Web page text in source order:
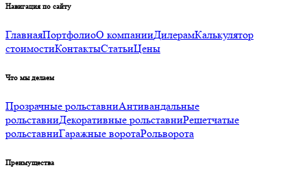
Навигация по сайту
ГлавнаяПортфолиоО компанииДилерамКалькулятор
стоимостиКонтактыСтатьиЦены
Что мы делаем
Прозрачные рольставниАнтивандальные
рольставниДекоративные рольставниРешетчатые
рольставниГаражные воротаРольворота
Преимущества